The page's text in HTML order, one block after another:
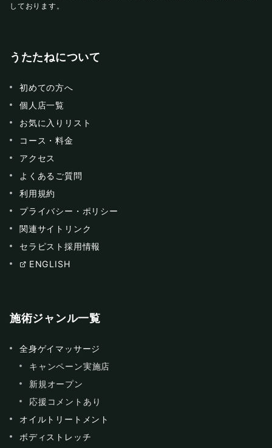
しております。
うたたねについて
初めての方へ
個人店一覧
お気に入りリスト
コース・料金
アクセス
よくあるご質問
利用規約
プライバシー・ポリシー
関連サイトリンク
セラピスト採用情報
ENGLISH
施術ジャンル一覧
全身ゲイマッサージ
キャンペーン実施店
新規オープン
応援コメントあり
オイルトリートメント
ボディストレッチ